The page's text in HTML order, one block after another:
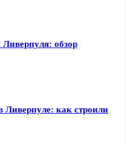
обзор
как строили